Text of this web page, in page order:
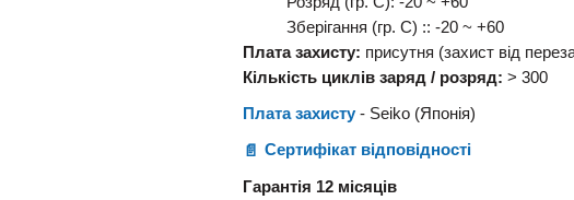
Зберігання (гр. С) :: -20 ~ +60
Плата захисту: присутня (захист від
Кількість циклів заряд / розряд: > 300
Плата захисту - Seiko (Японія)
Сертифікат відповідності
Гарантія 12 місяців